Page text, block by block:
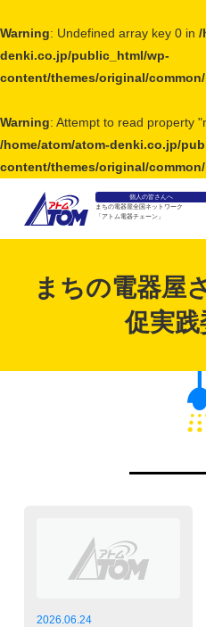
Warning: Undefined array key 0 in /
denki.co.jp/public_html/wp-
content/themes/original/
Warning: Attempt to read property
/home/atom/atom-denki.co.jp/
content/themes/original/
アトム電器チェーン
個人の皆さんへ
まちの電器屋全国ネットワーク
「アトム電器チェーン」
まちの電器屋
促実
2026.06.24